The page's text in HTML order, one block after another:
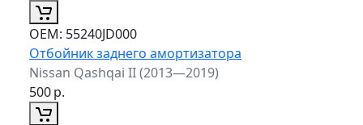
ОЕМ: 55240JD000
Отбойник заднего амортизатора
Nissan Qashqai II (2013—2019)
500р.